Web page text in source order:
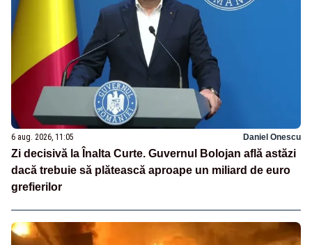
6 aug. 2026, 11:05 Daniel Onescu
Zi decisivă la Înalta Curte. Guvernul Bolojan află astăzi
dacă trebuie să plătească aproape un miliard de euro
grefierilor